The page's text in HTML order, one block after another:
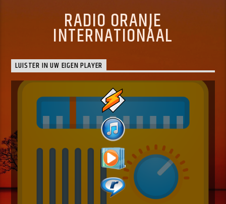
RADIO ORANJE
INTERNATIONAAL
LUISTER IN UW EIGEN PLAYER